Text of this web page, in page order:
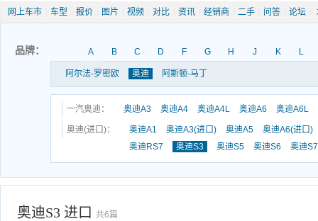
网上车市 车型 报价 图片 视频 对比 资讯 经销商 二手 问答 论坛
品牌： A B C D F G H J K L
阿尔法-罗密欧 奥迪 阿斯顿-马丁
一汽奥迪： 奥迪A3 奥迪A4 奥迪A4L 奥迪A6 奥迪A6L
奥迪(进口)： 奥迪A1 奥迪A3(进口) 奥迪A5
奥迪A6(进口)
奥迪RS7
奥迪S3 奥迪S5 奥迪S6 奥迪S7
奥迪S3 进口 共6篇